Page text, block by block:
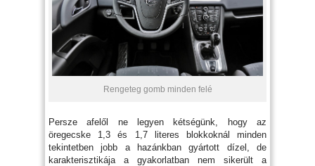
Rengeteg gomb minden felé
Persze afelől ne legyen kétségünk, hogy az
öregecske 1,3 és 1,7 literes blokkoknál minden
tekintetben jobb a hazánkban gyártott dízel, de
karakterisztikája a gyakorlatban nem sikerült a